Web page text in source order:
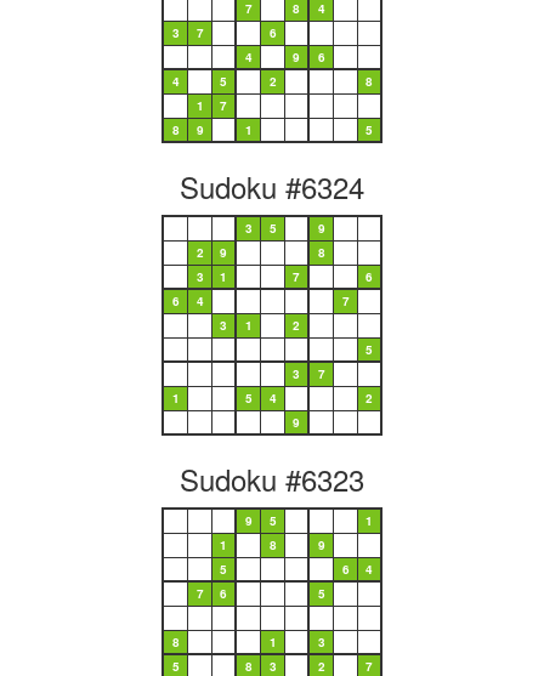
7
8
4
3
7
6
4
9
6
4
5 2
8
1
7
8
9 1 5
Sudoku #6324
3 5
9
2
9
8
3
1 7
6
6
4
7
3
1
2
5
3
7
1
5 4
2
9
Sudoku #6323
9 5
1
1
8
9
5
6
4
7
6 5
8 1
3
5
8 3 2
7